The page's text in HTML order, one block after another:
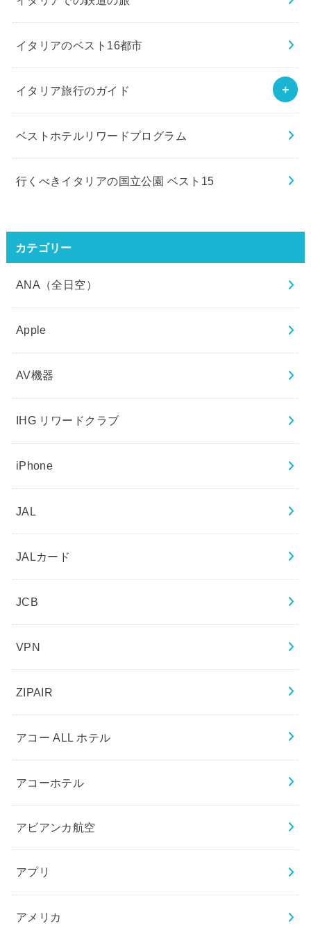
イタリアのベスト16都市
イタリア旅行のガイド
ベストホテルリワードプログラム
行くべきイタリアの国立公園 ベスト15
カテゴリー
ANA（全日空）
Apple
AV機器
IHG リワードクラブ
iPhone
JAL
JALカード
JCB
VPN
ZIPAIR
アコー ALL ホテル
アコーホテル
アビアンカ航空
アプリ
アメリカ